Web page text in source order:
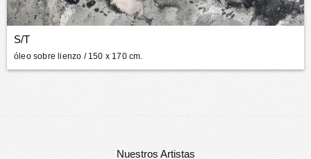
S/T
óleo sobre lienzo / 150 x 170 cm.
Nuestros Artistas